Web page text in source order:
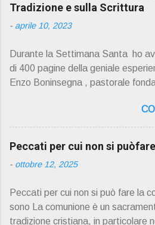
Tradizione e sulla Scrittura
- aprile 10, 2023
Durante la Settimana Santa ho
di 400 pagine della geniale
Enzo Boninsegna , pastorale
Dio giunta in continuit à ecclesiale
degli Apostoli e dei loro
orrei contribuire ad una lettura
Enzo Boninsegna . Per gli ultimi
come Confessore. Del suo
D on Enzo Boninsegna , per
Pupatoro,16 – 37134 Verona Tel.
Peccati per cui non si
- ottobre 12, 2025
Peccati per cui non si può fare la
sono La comunione è un
tradizione cristiana, in particolare